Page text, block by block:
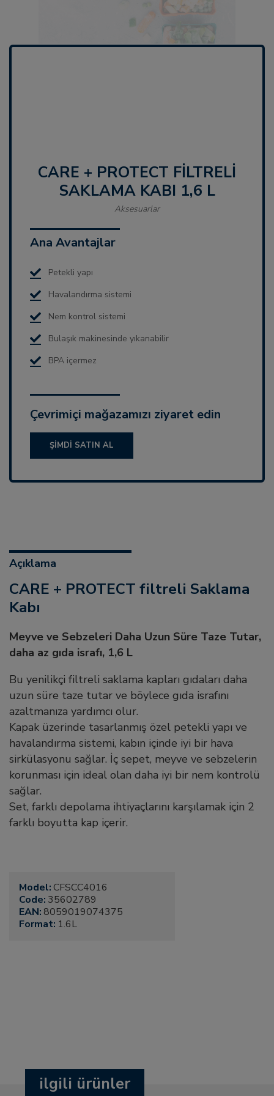
CARE + PROTECT FILTRELI
SAKLAMA KABI 1,6 L
Aksesuarlar
Ana Avantajlar
Petekli yapı
Havalandırma sistemi
Nem kontrol sistemi
Bulaşık makinesinde yıkanabilir
BPA içermez
Çevrimiçi mağazamızı ziyaret edin
ŞIMDI SATIN AL
Açıklama
CARE + PROTECT filtreli Saklama
Kabı
Meyve ve Sebzeleri Daha Uzun Süre Taze Tutar,
daha az gıda israfı, 1,6 L
Bu yenilikçi filtreli saklama kapları gıdaları daha
uzun süre taze tutar ve böylece gıda israfını
azaltmanıza yardımcı olur.
Kapak üzerinde tasarlanmış özel petekli yapı ve
havalandırma sistemi, kabın içinde iyi bir hava
sirkülasyonu sağlar. İç sepet, meyve ve sebzelerin
korunması için ideal olan daha iyi bir nem kontrolü
sağlar.
Set, farklı depolama ihtiyaçlarını karşılamak için 2
farklı boyutta kap içerir.
Model: CFSCC4016
Code: 35602789
EAN: 8059019074375
Format: 1.6L
ilgili ürünler